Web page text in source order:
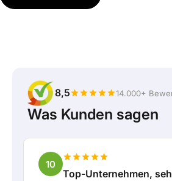
8,5 14.000+
Was Kunden sagen
10
Top-Unternehmen,